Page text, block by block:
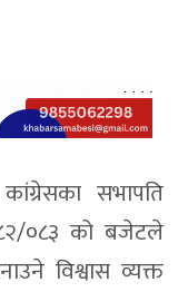
सभापति
०८३ को बजेटले
विश्वास व्यक्त